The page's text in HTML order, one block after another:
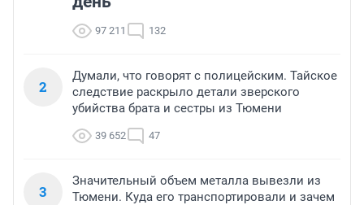
97 211 132
2
Думали, что говорят с полицейским. Тайское
следствие раскрыло детали зверского
убийства брата и сестры из Тюмени
39 652 47
3
Значительный объем металла вывезли из
Тюмени. Куда его транспортировали и зачем